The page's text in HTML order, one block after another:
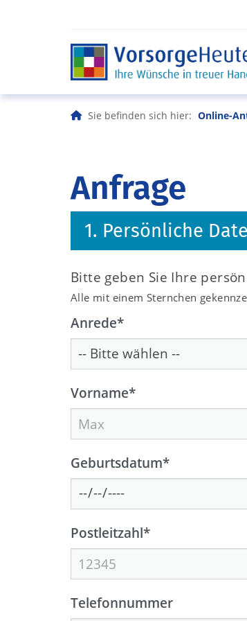
Sie befinden sich hier: Online-
Anfrage
1. Persönliche
Bitte geben Sie Ihre
Alle mit einem Sternchen
Anrede*
Vorname*
Geburtsdatum*
Postleitzahl*
Telefonnummer